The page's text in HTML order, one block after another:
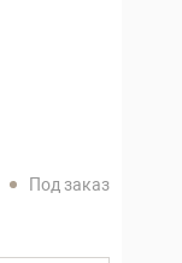
Под заказ